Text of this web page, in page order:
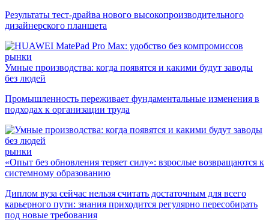
Результаты тест-драйва нового высокопроизводительного
дизайнерского планшета
рынки
Умные производства: когда появятся и какими будут заводы
без людей
Промышленность переживает фундаментальные изменения в
подходах к организации труда
рынки
«Опыт без обновления теряет силу»: взрослые возвращаются к
системному образованию
Диплом вуза сейчас нельзя считать достаточным для всего
карьерного пути: знания приходится регулярно пересобирать
под новые требования